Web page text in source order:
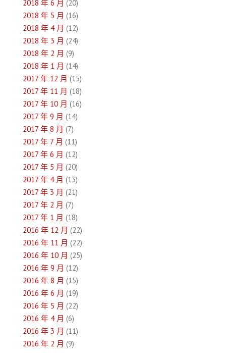
2018 年 6 月 (20)
2018 年 5 月 (16)
2018 年 4 月 (12)
2018 年 3 月 (24)
2018 年 2 月 (9)
2018 年 1 月 (14)
2017 年 12 月 (15)
2017 年 11 月 (18)
2017 年 10 月 (16)
2017 年 9 月 (14)
2017 年 8 月 (7)
2017 年 7 月 (11)
2017 年 6 月 (12)
2017 年 5 月 (20)
2017 年 4 月 (13)
2017 年 3 月 (21)
2017 年 2 月 (7)
2017 年 1 月 (18)
2016 年 12 月 (22)
2016 年 11 月 (22)
2016 年 10 月 (25)
2016 年 9 月 (12)
2016 年 8 月 (15)
2016 年 6 月 (19)
2016 年 5 月 (22)
2016 年 4 月 (6)
2016 年 3 月 (11)
2016 年 2 月 (9)